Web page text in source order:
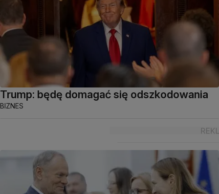
Trump: będę domagać się odszkodowania
BIZNES